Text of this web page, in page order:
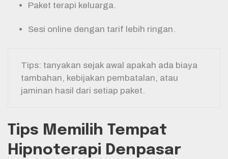
Paket terapi keluarga.
Sesi online dengan tarif lebih ringan.
Tips: tanyakan sejak awal apakah ada biaya
tambahan, kebijakan pembatalan, atau
jaminan hasil dari setiap paket.
Tips Memilih Tempat
Hipnoterapi Denpasar